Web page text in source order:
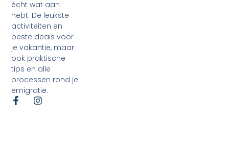
écht wat aan
hebt. De leukste
activiteiten en
beste deals voor
je vakantie, maar
ook praktische
tips en alle
processen rond je
emigratie.